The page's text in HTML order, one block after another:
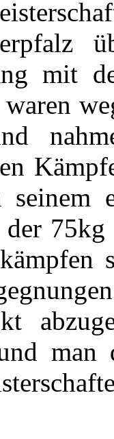
mit
seinem
75kg